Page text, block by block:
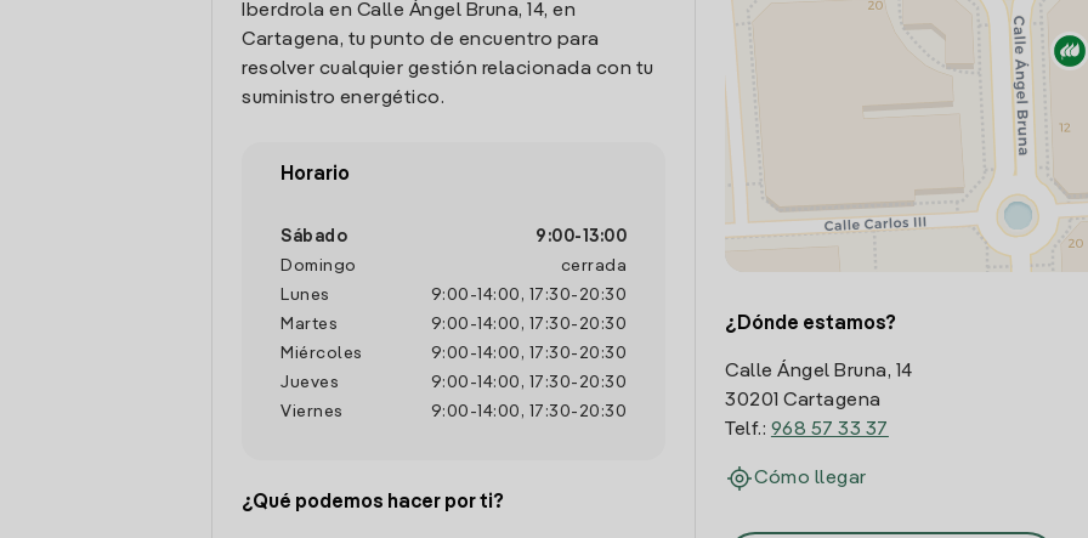
Iberdrola en Calle Ángel Bruna, 14, en
Cartagena, tu punto de encuentro para
resolver cualquier gestión relacionada con tu
suministro energético.
Horario
Sábado 9:00- 13:00
Domingo
cerrada
Lunes
9:00 - 14:00 , 17:30- 20:30
Martes
9:00 - 14:00 , 17:30- 20:30
Miércoles
9:00 - 14:00 , 17:30- 20:30
Jueves
9:00 - 14:00 , 17:30- 20:30
Viernes
9:00 - 14:00 , 17:30- 20:30
¿Qué podemos hacer por ti?
¿Dónde estamos?
Calle Ángel Bruna, 14
30201 Cartagena
Telf.: 968 57 33 37
Cómo llegar